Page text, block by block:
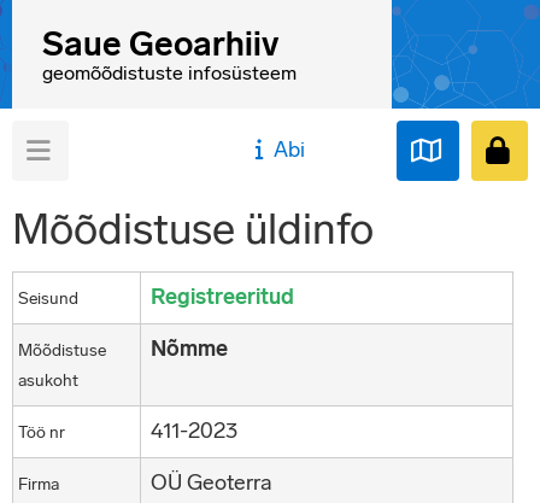
Saue Geoarhiiv
geomõõdistuste infosüsteem
Abi
Mõõdistuse üldinfo
Seisund Registreeritud
Mõõdistuse
asukoht
Nõmme
Töö nr 411-2023
Firma OÜ Geoterra